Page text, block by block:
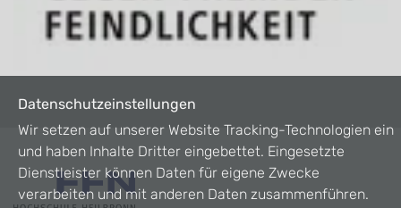
Datenschutzeinstellungen
Wir setzen auf unserer Website Tracking-Technologien ein
und haben Inhalte Dritter eingebettet. Eingesetzte
Dienstleister können Daten für eigene Zwecke
verarbeiten und mit anderen Daten zusammenführen.